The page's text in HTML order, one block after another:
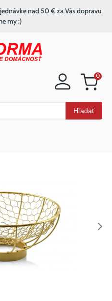
Nákupný
0
Hľadať
nad 50 € za Vás dopravu
my :)